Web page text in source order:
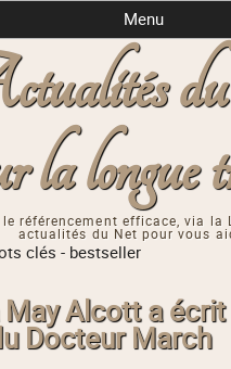
la longue
référencement efficace, via la
actualités du Net pour vous
Menu
clés - bestseller
Alcott a
Docteur March